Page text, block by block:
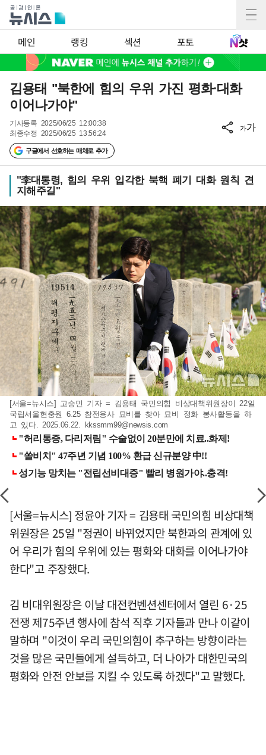
메인 랭킹 섹션 포토
김용태 "북한에 힘의 우위 가진 평화·대화
이어나가야"
기사등록 2025/06/25 12:00:38
최종수정 2025/06/25 13:56:24
구글에서 선호하는 매체로 추가
가가
"李대통령, 힘의 우위 입각한 북핵 폐기 대화 원칙 견
지해주길"
[서울=뉴시스] 고승민 기자 = 김용태 국민의힘 비상대책위원장이 22일
국립서울현충원 6.25 참전용사 묘비를 찾아 묘비 정화 봉사활동을 하
고 있다. 2025.06.22.
kkssmm99@newsis.com
[서울=뉴시스] 정윤아 기자 = 김용태 국민의힘 비상대책
위원장은 25일 "정권이 바뀌었지만 북한과의 관계에 있
어 우리가 힘의 우위에 있는 평화와 대화를 이어나가야
한다"고 주장했다.
김 비대위원장은 이날 대전컨벤션센터에서 열린 6·25
전쟁 제75주년 행사에 참석 직후 기자들과 만나 이같이
말하며 "이것이 우리 국민의힘이 추구하는 방향이라는
것을 많은 국민들에게 설득하고, 더 나아가 대한민국의
평화와 안전 안보를 지킬 수 있도록 하겠다"고 말했다.